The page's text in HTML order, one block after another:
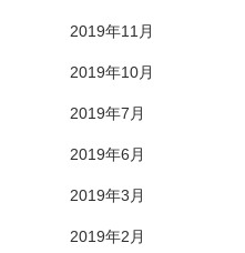
2019年11月
2019年10月
2019年7月
2019年6月
2019年3月
2019年2月